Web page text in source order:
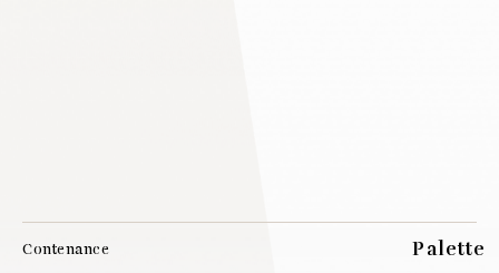
Contenance Palette